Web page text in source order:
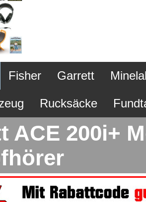
Fisher Garrett
Rucksäcke
ACE 200i+